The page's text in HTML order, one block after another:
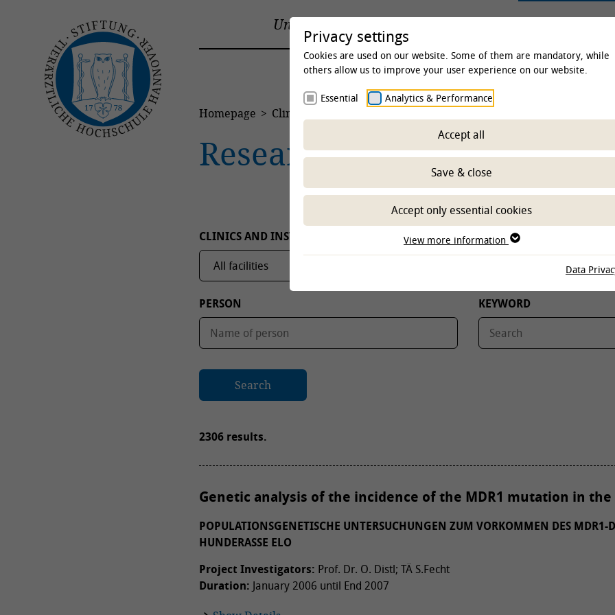
University Clinics &
Homepage Clinics & Institutes Institute of Physiology and
Research
CLINICS AND INSTITUTES PROJECT STATUS
PERSON KEYWORD
Search
2306 results.
Genetic analysis of the incidence of the MDR1 mutation in the
POPULATIONSGENETISCHE UNTERSUCHUNGEN ZUM VORKOMMEN DES MDR1-
HUNDERASSE ELO
Project Investigators: Prof. Dr. O. Distl; TÄ S.Fecht
Duration: January 2006 until End 2007
Privacy settings
Cookies are used on our website. Some of them are mandatory, while
others allow us to improve your user experience on our website.
Essential Analytics & Performance
Accept all
Save & close
Accept only essential cookies
View more information
Data